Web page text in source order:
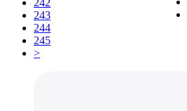
242
243
244
245
>